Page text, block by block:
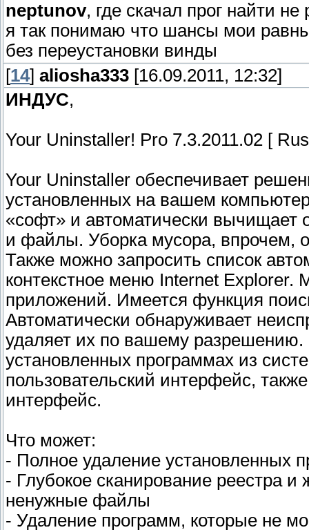
neptunov, где скачал прог найти не
я так понимаю что шансы мои
без переустановки винды
[14] aliosha333 [16.09.2011, 12:32]
ИНДУС,
Your Uninstaller! Pro 7.3.2011.02 [
Your Uninstaller обеспечивает
установленных на вашем
«софт» и автоматически вычищает
и файлы. Уборка мусора, впрочем,
Также можно запросить список
контекстное меню Internet Explorer.
приложений. Имеется функция
Автоматически обнаруживает
удаляет их по вашему
установленных программах из
пользовательский интерфейс,
интерфейс.
Что может:
- Полное удаление установленных
- Глубокое сканирование реестра
ненужные файлы
- Удаление программ, которые не